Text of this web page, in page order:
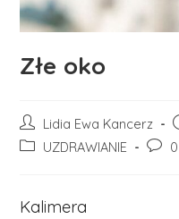
Złe oko
Post
author:
Lidia Ewa Kancerz
PostUZDRAWIANIE
Post
Kalimera